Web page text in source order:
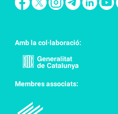
Amb la col·laboració:
Membres associats: